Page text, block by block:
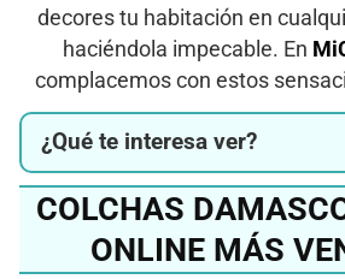
decores tu habitación en
haciéndola impecable. En
complacemos con estos
¿Qué te interesa ver?
COLCHAS
ONLINE MÁS